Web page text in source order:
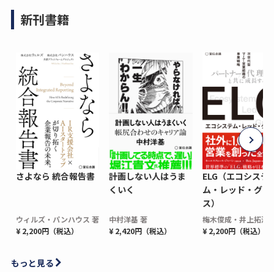
新刊書籍
さよなら 統合報告書
ウィルズ・パンハウス 著
¥ 2,200円（税込）
計画しない人はうま
くいく
中村洋基 著
¥ 2,420円（税込）
ELG（エコシステ
ム・レッド・グロ
ス）
梅木俊成・井上拓海
¥ 2,200円（税込）
もっと見る